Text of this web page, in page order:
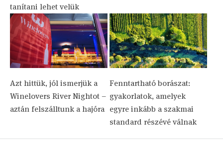
tanítani lehet velük
Azt hittük, jól ismerjük a
Winelovers River Nightot –
aztán felszálltunk a hajóra
Fenntartható borászat:
gyakorlatok, amelyek
egyre inkább a szakmai
standard részévé válnak